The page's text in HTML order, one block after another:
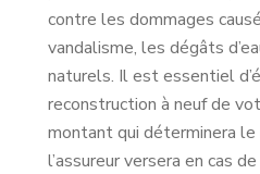
contre les dommages
vandalisme, les dégâts
naturels. Il est essentiel
reconstruction à neuf de
montant qui déterminera
l’assureur versera en cas